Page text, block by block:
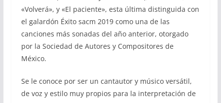
«Volverá», y «El paciente», esta última distinguida con
el galardón Éxito sacm 2019 como una de las
canciones más sonadas del año anterior, otorgado
por la Sociedad de Autores y Compositores de
México.
Se le conoce por ser un cantautor y músico versátil,
de voz y estilo muy propios para la interpretación de